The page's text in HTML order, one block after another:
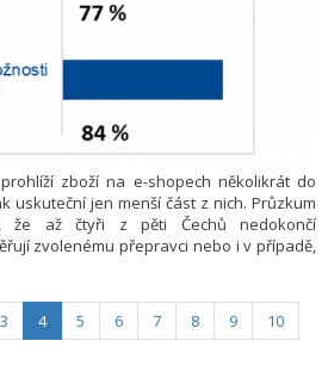
zboží na e-shopech několikrát do
uskuteční jen menší část z nich. Průzkum
že až čtyři z pěti Čechů nedokončí
zvolenému přepravci nebo i v případě,
dopravy, ale i na jednoduchém platebním
3 4 5 6 7 8 9
10